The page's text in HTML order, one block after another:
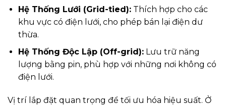
Hệ Thống Lưới (Grid-tied):Thích hợp cho các
khu vực có điện lưới, cho phép bán lại điện dư
thừa.
Hệ Thống Độc Lập (Off-grid):Lưu trữ năng
lượng bằng pin, phù hợp với những nơi không có
điện lưới.
Vị trí lắp đặt quan trọng để tối ưu hóa hiệu suất. Ở